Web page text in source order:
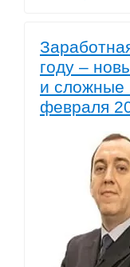
году –
и сложные
февраля